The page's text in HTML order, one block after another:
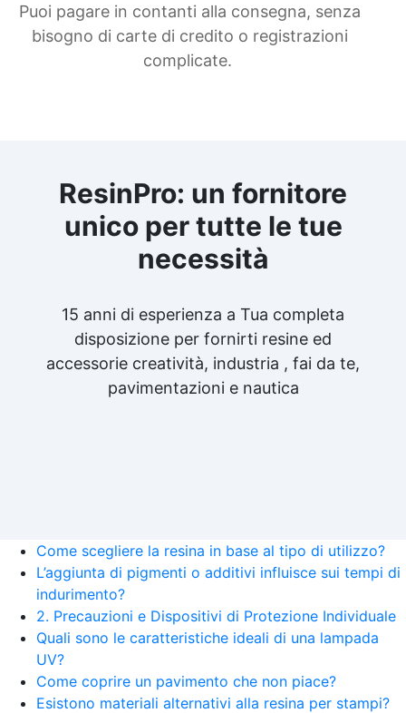
Puoi pagare in contanti alla consegna, senza
bisogno di carte di credito o registrazioni
complicate.
ResinPro: un fornitore
unico per tutte le tue
necessità
15 anni di esperienza a Tua completa
disposizione per fornirti resine ed
accessorie creatività, industria , fai da te,
pavimentazioni e nautica
Come scegliere la resina in base al tipo di utilizzo?
L’aggiunta di pigmenti o additivi influisce sui tempi di
indurimento?
2. Precauzioni e Dispositivi di Protezione Individuale
Quali sono le caratteristiche ideali di una lampada
UV?
Come coprire un pavimento che non piace?
Esistono materiali alternativi alla resina per stampi?